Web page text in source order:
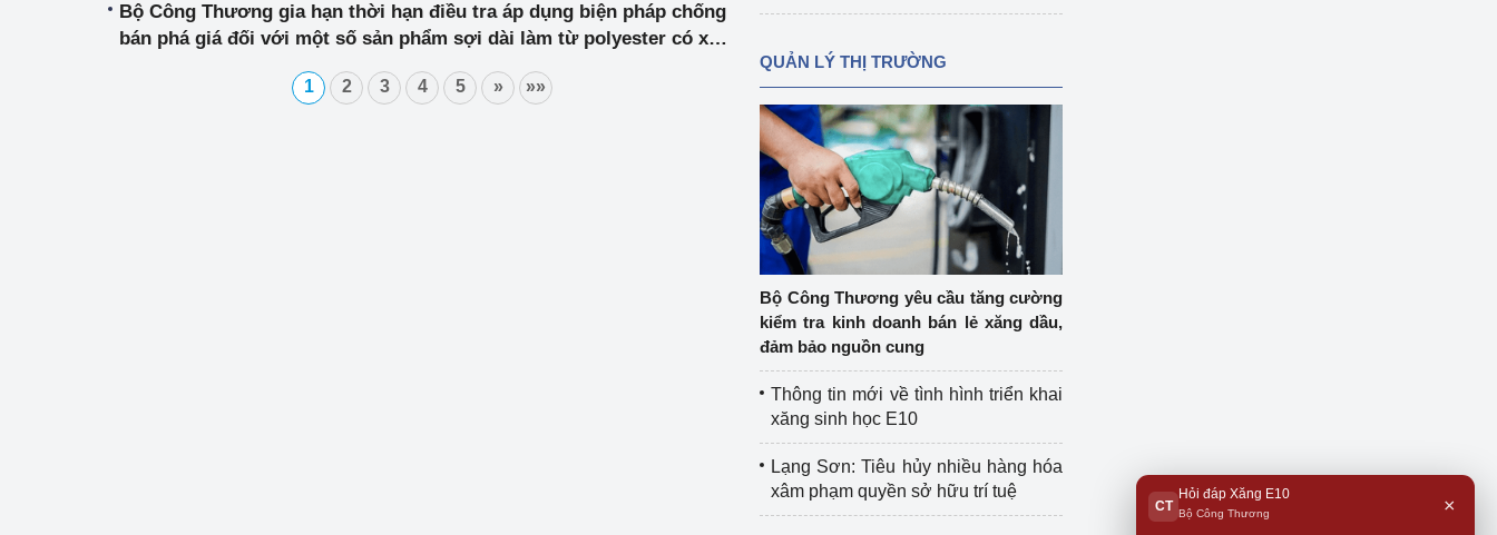
Bộ Công Thương gia hạn thời hạn điều tra áp dụng biện pháp chống
bán phá giá đối với một số sản phẩm sợi dài làm từ polyester có xuất
1 2 3 4 5 » »»
QUẢN LÝ THỊ TRƯỜNG
Bộ Công Thương yêu cầu tăng cường
kiểm tra kinh doanh bán lẻ xăng dầu,
đảm bảo nguồn cung
Thông tin mới về tình hình triển khai
xăng sinh học E10
Lạng Sơn: Tiêu hủy nhiều hàng hóa
xâm phạm quyền sở hữu trí tuệ
CT
Hỏi đáp Xăng E10
Bộ Công Thương ×